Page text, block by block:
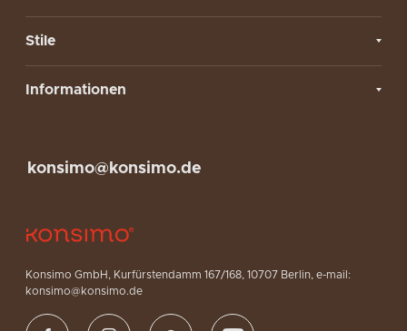
Stile
Informationen
Konsimo GmbH, Kurfürstendamm 167/168, 10707 Berlin, e-mail:
konsimo@konsimo.de
konsimo@konsimo.de